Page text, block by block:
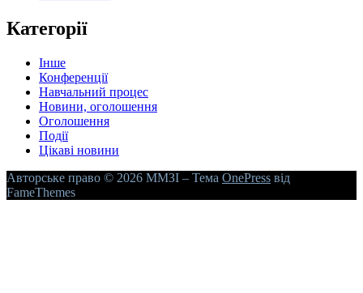
Категорії
Інше
Конференції
Навчальний процес
Новини, оголошення
Оголошення
Події
Цікаві новини
Авторське право © 2026 ММЗІ – Тема OnePress від
FameThemes